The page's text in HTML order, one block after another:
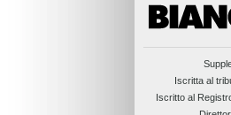
Iscritta al
Iscritto al